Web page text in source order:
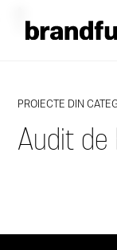
PROIECTE DIN
Audit de